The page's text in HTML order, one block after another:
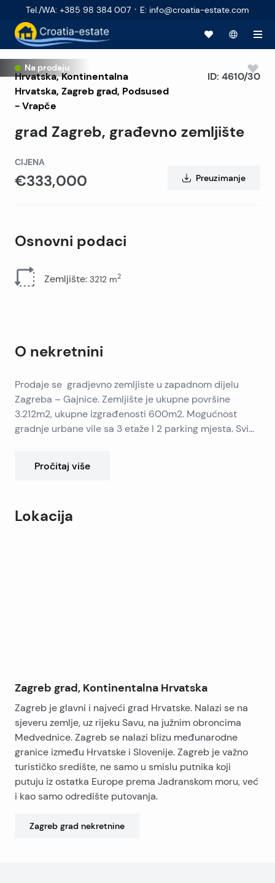
Tel./WA: +385 98 384 007 · E: info@croatia-estate.com
Na prodaju
Hrvatska,Kontinentalna
Hrvatska, Zagreb grad, Podsused
- Vrapče
grad Zagreb, građevno zemljište
ID: 4610/30
CIJENA
€333,000 Preuzimanje
Osnovni podaci
Zemljište: 3212 m2
O nekretnini
Prodaje se gradjevno zemljiste u zapadnom dijelu
Zagreba – Gajnice. Zemljište je ukupne površine
3.212m2, ukupne izgrađenosti 600m2. Mogućnost
gradnje urbane vile sa 3 etaže I 2 parking mjesta. Svi
vrtića, pošte.
Pročitaj više
Lokacija
Zagreb grad, Kontinentalna Hrvatska
Zagreb je glavni i najveći grad Hrvatske. Nalazi se na
sjeveru zemlje, uz rijeku Savu, na južnim obroncima
Medvednice. Zagreb se nalazi blizu međunarodne
granice između Hrvatske i Slovenije. Zagreb je važno
turističko središte, ne samo u smislu putnika koji
putuju iz ostatka Europe prema Jadranskom moru, već
i kao samo odredište putovanja.
Zagreb grad nekretnine